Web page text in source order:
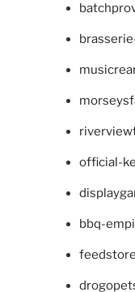
official-
bbq-